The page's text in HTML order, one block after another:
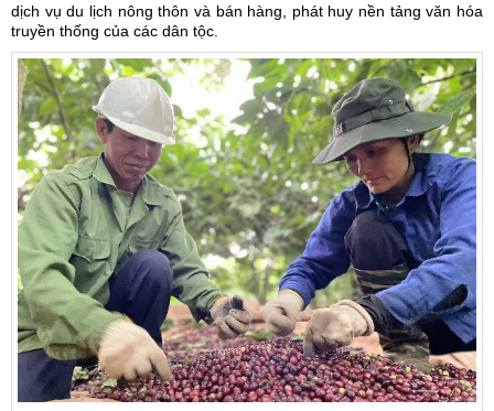
dịch vụ du lịch nông thôn và bán hàng, phát huy nền tảng văn hóa
truyền thống của các dân tộc.